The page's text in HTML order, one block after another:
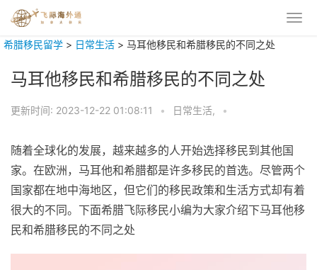
希腊移民留学 > 日常生活 > 马耳他移民和希腊移民的不同之处
马耳他移民和希腊移民的不同之处
更新时间: 2023-12-22 01:08:11 • 日常生活, •
随着全球化的发展，越来越多的人开始选择移民到其他国
家。在欧洲，马耳他和希腊都是许多移民的首选。尽管两个
国家都在地中海地区，但它们的移民政策和生活方式却有着
很大的不同。下面希腊飞际移民小编为大家介绍下马耳他移
民和希腊移民的不同之处